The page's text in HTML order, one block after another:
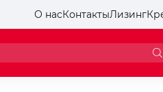
О насКонтактыЛизинг